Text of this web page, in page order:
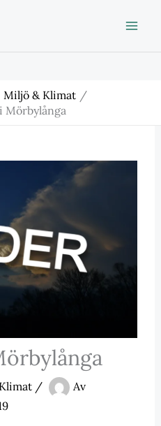
Miljö & Klimat
Mörbylånga
/
Av